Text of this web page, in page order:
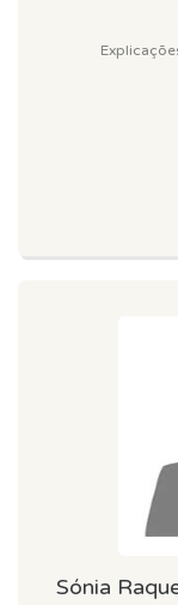
Sónia